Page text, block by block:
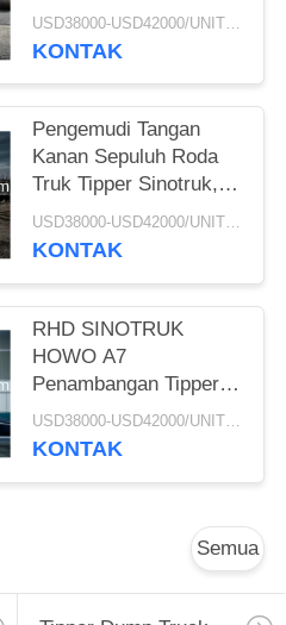
HOWO A7 Untuk
Konstruksi
USD38000-USD42000/UNIT)negotiation MOQ:1 unit
KONTAK
Pengemudi Tangan
Kanan Sepuluh Roda
Truk Tipper Sinotruk,
Truk Dump Tugas
Berat
USD38000-USD42000/UNIT)negotiation MOQ:1 unit
KONTAK
RHD SINOTRUK
HOWO A7
Penambangan Tipper
Dump Truck
ZZ3257M3847N1 A7-P
USD38000-USD42000/UNIT)negotiation MOQ:1 unit
KONTAK
Semua